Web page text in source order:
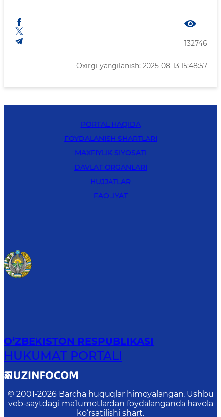
132746
Oxirgi yangilanish: 2025-08-13 15:48:57
PORTAL HAQIDA
FOYDALANISH SHARTLARI
MAXFIYLIK SIYOSATI
DAVLAT ORGANLARI
HUJJATLAR
FAOLIYAT
O‘ZBEKISTON RESPUBLIKASI
HUKUMAT PORTALI
© 2001-2026 Barcha huquqlar himoyalangan. Ushbu
veb-saytdagi ma’lumotlardan foydalanganda havola
ko‘rsatilishi shart.